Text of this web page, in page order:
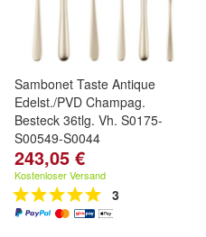
Sambonet Taste Antique
Edelst./PVD Champag.
Besteck 36tlg. Vh. S0175-
S00549-S0044
243,05 €
Kostenloser Versand
3